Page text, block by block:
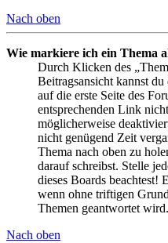
Nach oben
Wie markiere ich ein Thema
Durch Klicken des
Beitragsansicht kannst
auf die erste Seite des
entsprechenden Link
möglicherweise
nicht genügend Zeit
Thema nach oben zu
darauf schreibst. Stelle
dieses Boards beachtest!
wenn ohne triftigen
Themen geantwortet wird.
Nach oben